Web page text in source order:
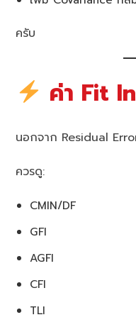
ครับ
ค่า Fit
นอกจาก Residual
ควรดู:
CMIN/DF
GFI
AGFI
CFI
TLI